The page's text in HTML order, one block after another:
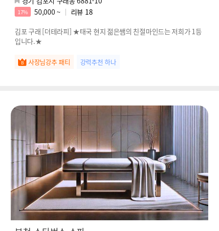
17% 50,000 ~ 리뷰 18
김포 구래 [더테라피] ★태국 현지 젊은쌤의 친절마인드는 저희가 1등
입니다.★
사장님강추 패티 강력추천 하나